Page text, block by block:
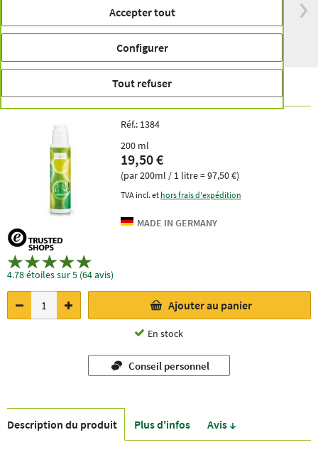
Livraison gratuite
à partir de 50 €
pour l'Allemagne
gamme depuis
Anti-Aging SB 500 Lotion corporelle
4.78 étoiles sur 5 (64 avis)
Réf.: 1384
200 ml
19,50 €
(par 200ml / 1 litre = 97,50 €)
TVA incl. et hors frais d'expédition
Ajouter au panier
En stock
Conseil personnel
Description du produit Plus d'infos Avis ↓
Accepter tout
Configurer
Tout refuser